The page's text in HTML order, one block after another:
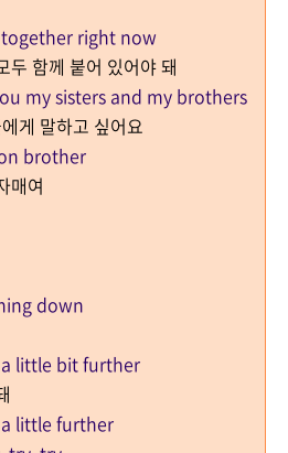
right now
두 함께 붙어 있어야 돼
my sisters and my brothers
게 말하고 싶어요
brother
매여
down
little bit further
little further